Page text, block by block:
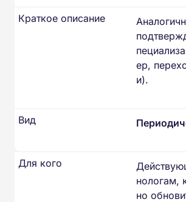
ер,
и).
Краткое описание
Вид
нологам,
но
Для кого